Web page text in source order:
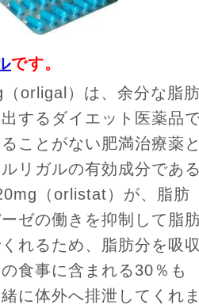
です。
orligal）は、余分な脂
するダイエット医薬品
ことがない肥満治療薬
リガルの有効成分であ
（orlistat）が、脂肪
ゼの働きを抑制して脂
れるため、脂肪分を吸
食事に含まれる30％も
に体外へ排泄してくれ